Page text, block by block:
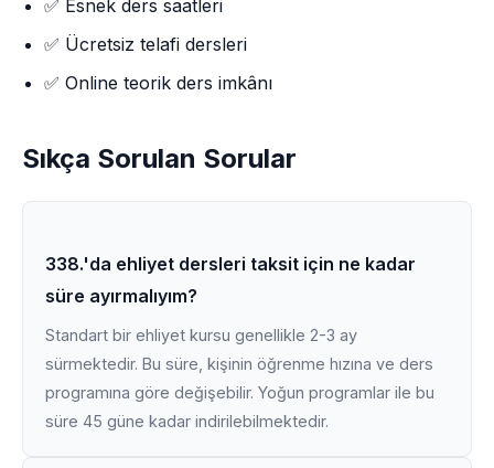
✅ Esnek ders saatleri
✅ Ücretsiz telafi dersleri
✅ Online teorik ders imkânı
Sıkça Sorulan Sorular
338.'da ehliyet dersleri taksit için ne kadar
süre ayırmalıyım?
Standart bir ehliyet kursu genellikle 2-3 ay
sürmektedir. Bu süre, kişinin öğrenme hızına ve ders
programına göre değişebilir. Yoğun programlar ile bu
süre 45 güne kadar indirilebilmektedir.